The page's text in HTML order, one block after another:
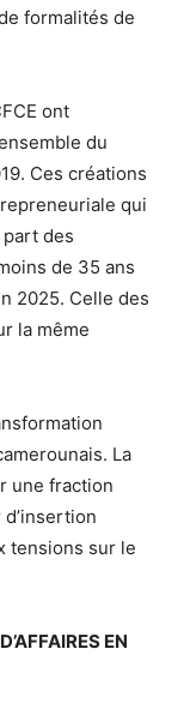
formalités de
ont
du
Ces créations
qui
des
de 35 ans
2025. Celle des
la même
La
une fraction
tensions sur le
EN